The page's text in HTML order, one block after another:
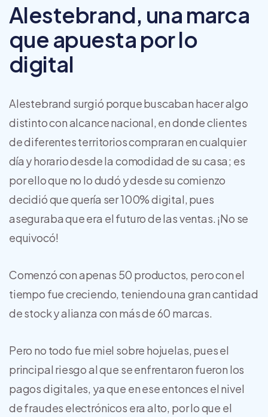
Alestebrand, una marca
que apuesta por lo
digital
Alestebrand surgió porque buscaban hacer algo
distinto con alcance nacional, en donde clientes
de diferentes territorios compraran en cualquier
día y horario desde la comodidad de su casa; es
por ello que no lo dudó y desde su comienzo
decidió que quería ser 100% digital, pues
aseguraba que era el futuro de las ventas. ¡No se
equivocó!
Comenzó con apenas 50 productos, pero con el
tiempo fue creciendo, teniendo una gran cantidad
de stock y alianza con más de 60 marcas.
Pero no todo fue miel sobre hojuelas, pues el
principal riesgo al que se enfrentaron fueron los
pagos digitales, ya que en ese entonces el nivel
de fraudes electrónicos era alto, por lo que el